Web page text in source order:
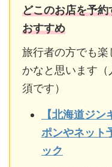
どこのお店を予
おすすめ
旅行者の方でも
かなと思います
須です）
【北海道ジ
ポンやネット
ック